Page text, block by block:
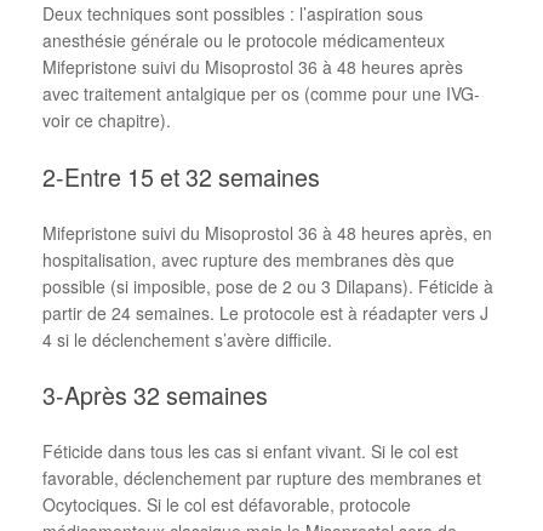
Deux techniques sont possibles : l’aspiration sous
anesthésie générale ou le protocole médicamenteux
Mifepristone suivi du Misoprostol 36 à 48 heures après
avec traitement antalgique per os (comme pour une IVG-
voir ce chapitre).
2-Entre 15 et 32 semaines
Mifepristone suivi du Misoprostol 36 à 48 heures après, en
hospitalisation, avec rupture des membranes dès que
possible (si imposible, pose de 2 ou 3 Dilapans). Féticide à
partir de 24 semaines. Le protocole est à réadapter vers J
4 si le déclenchement s’avère difficile.
3-Après 32 semaines
Féticide dans tous les cas si enfant vivant. Si le col est
favorable, déclenchement par rupture des membranes et
Ocytociques. Si le col est défavorable, protocole